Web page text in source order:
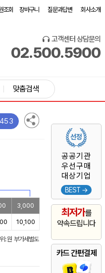
조회 장바구니 질문과답변 회사소개
고객센터 상담문의
02.500.5900
공공기관
우선구매
대상기업
BEST →
최저가를
약속드립니다
카드 간편결제
맞춤검색
3,000
10,100
: 원 부가세별도